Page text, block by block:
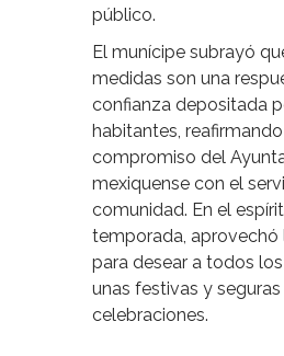
público.
El munícipe subrayó
medidas son una
confianza depositada
habitantes,
compromiso del
mexiquense con el
comunidad. En el
temporada, aprovechó
para desear a todos
unas festivas y seguras
celebraciones.